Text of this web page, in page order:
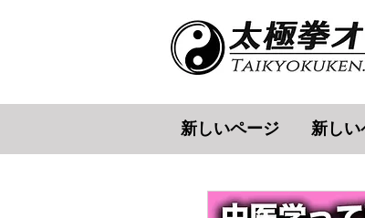
新しいページ 新しい